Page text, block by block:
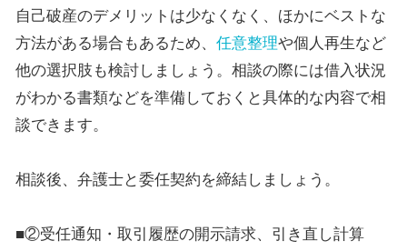
自己破産のデメリットは少なくなく、ほかにベストな
方法がある場合もあるため、 任意整理や個人再生など
他の選択肢も検討しましょう。相談の際には借入状況
がわかる書類などを準備しておくと具体的な内容で相
談できます。
相談後、弁護士と委任契約を締結しましょう。
■②受任通知・取引履歴の開示請求、引き直し計算